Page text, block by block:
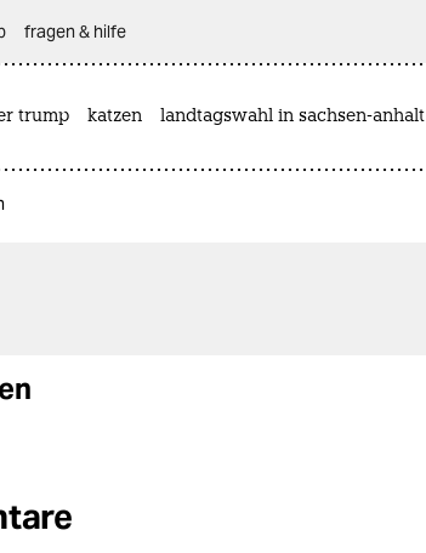
fragen & hilfe
trump katzen landtagswahl in sachsen-anhalt